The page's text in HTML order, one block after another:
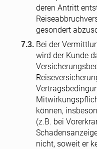
deren Antritt
gesondert
Bei der
wird der Kunde
können,
(z.B. bei
nicht, soweit er